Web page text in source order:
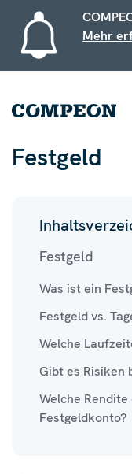
Mehr
Festgeld
Festgeld
Was ist ein
Festgeld vs.
Welche
Gibt es Risiken
Welche
Festgeldkonto?